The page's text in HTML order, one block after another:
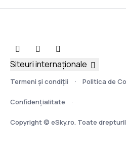
Termeni şi condiţii Politica de
Confidențialitate
Copyright © eSky.ro. Toate
Siteuri internaționale